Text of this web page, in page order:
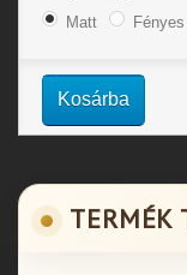
Matt
Fényes
Kosárba
TERMÉK